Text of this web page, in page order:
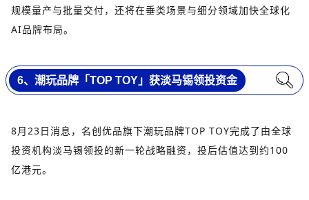
规模量产与批量交付，还将在垂类场景与细分领域加快全球化
AI品牌布局。
6、潮玩品牌「TOP TOY」获淡马锡领投资金
8月23日消息，名创优品旗下潮玩品牌TOP TOY完成了由全球
投资机构淡马锡领投的新一轮战略融资，投后估值达到约100
亿港元。